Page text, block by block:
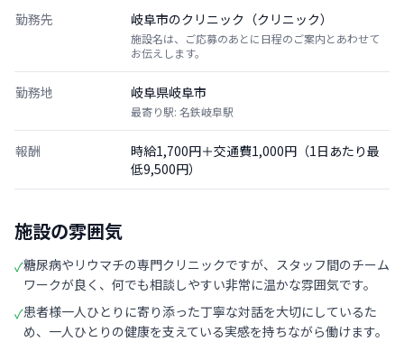
勤務先 岐阜市のクリニック（クリニック）
施設名は、ご応募のあとに日程のご案内とあわせて
お伝えします。
勤務地 岐阜県岐阜市
最寄り駅: 名鉄岐阜駅
報酬
時給1,700円＋交通費1,000円（1日あたり最
低9,500円）
施設の雰囲気
✓糖尿病やリウマチの専門クリニックですが、スタッフ間のチーム
ワークが良く、何でも相談しやすい非常に温かな雰囲気です。
✓患者様一人ひとりに寄り添った丁寧な対話を大切にしているた
め、一人ひとりの健康を支えている実感を持ちながら働けます。